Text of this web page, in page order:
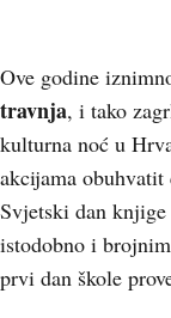
Ove godine
travnja, i tako
kulturna noć u
akcijama
Svjetski dan
istodobno i
prvi dan škole